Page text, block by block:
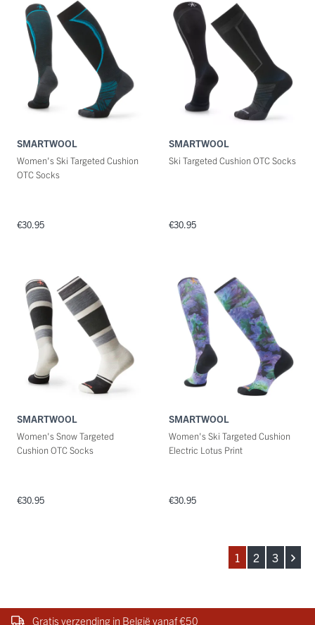
SMARTWOOL
Women's Ski Targeted Cushion
OTC Socks
€30.95
SMARTWOOL
Ski Targeted Cushion OTC Socks
€30.95
SMARTWOOL
Women's Snow Targeted
Cushion OTC Socks
€30.95
SMARTWOOL
Women's Ski Targeted Cushion
Electric Lotus Print
€30.95
1 2 3
Gratis verzending in België vanaf €50